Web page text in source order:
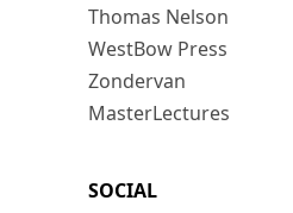
Thomas Nelson
WestBow Press
Zondervan
MasterLectures
SOCIAL